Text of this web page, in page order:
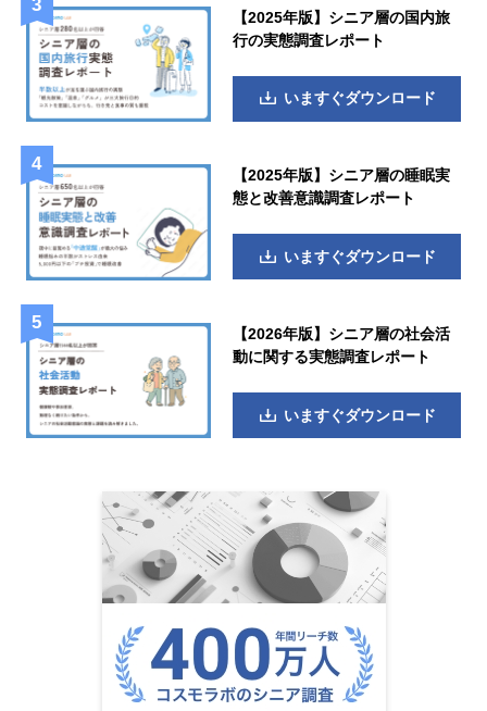
【2025年版】シニア層の国内旅
行の実態調査レポート
いますぐダウンロード
【2025年版】シニア層の睡眠実
態と改善意識調査レポート
いますぐダウンロード
【2026年版】シニア層の社会活
動に関する実態調査レポート
いますぐダウンロード